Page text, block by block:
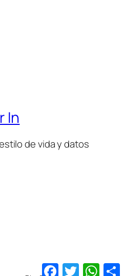
In
de vida y datos
Facebook
Twitter